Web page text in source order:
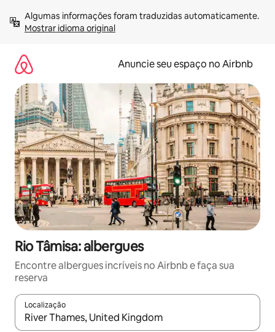
para
Mostrar idioma original
Anuncie seu espaço no Airbnb
Rio Tâmisa: albergues
Encontre albergues incríveis no Airbnb e faça sua
reserva
Localização
Quando os resultados estiverem disponíveis, explore-os